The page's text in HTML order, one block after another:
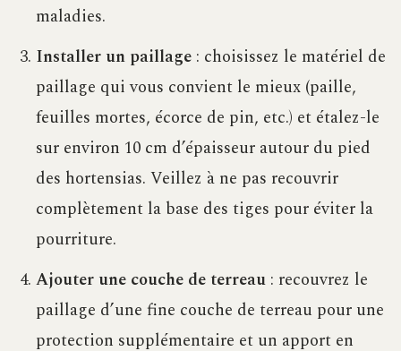
maladies.
Installer un paillage : choisissez le matériel de
paillage qui vous convient le mieux (paille,
feuilles mortes, écorce de pin, etc.) et étalez-le
sur environ 10 cm d’épaisseur autour du pied
des hortensias. Veillez à ne pas recouvrir
complètement la base des tiges pour éviter la
pourriture.
Ajouter une couche de terreau : recouvrez le
paillage d’une fine couche de terreau pour une
protection supplémentaire et un apport en